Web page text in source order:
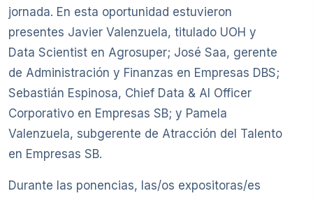
jornada. En esta oportunidad estuvieron
presentes Javier Valenzuela, titulado UOH y
Data Scientist en Agrosuper; José Saa, gerente
de Administración y Finanzas en Empresas DBS;
Sebastián Espinosa, Chief Data & AI Officer
Corporativo en Empresas SB; y Pamela
Valenzuela, subgerente de Atracción del Talento
en Empresas SB.
Durante las ponencias, las/os expositoras/es